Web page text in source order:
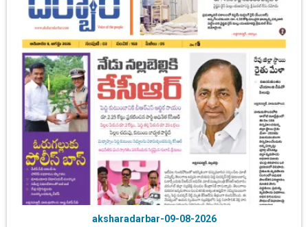
aksharadarbar-09-08-2026